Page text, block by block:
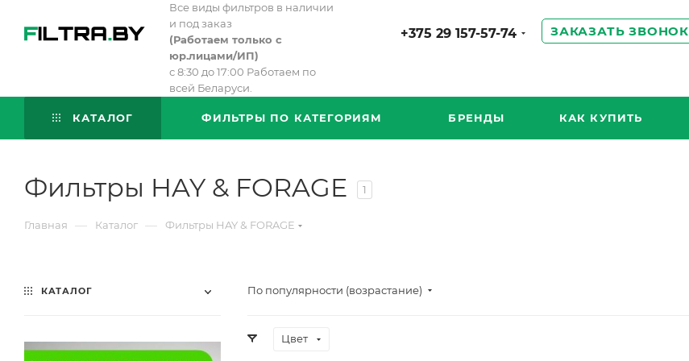
Все виды фильтров в наличии
и под заказ
(Работаем только с
юр.лицами/ИП)
с 8:30 до 17:00 Работаем по
всей Беларуси.
+375 29 157-57-74 ЗАКАЗАТЬ ЗВОНОК
КАТАЛОГ ФИЛЬТРЫ ПО КАТЕГОРИЯМ БРЕНДЫ КАК КУПИТЬ
Фильтры HAY & FORAGE 1
Главная — Каталог — Фильтры HAY & FORAGE
По популярности (возрастание)
Цвет
КАТАЛОГ